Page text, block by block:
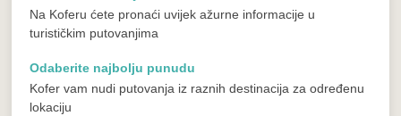
Na Koferu ćete pronaći uvijek ažurne informacije u
turističkim putovanjima
Odaberite najbolju punudu
Kofer vam nudi putovanja iz raznih destinacija za određenu
lokaciju